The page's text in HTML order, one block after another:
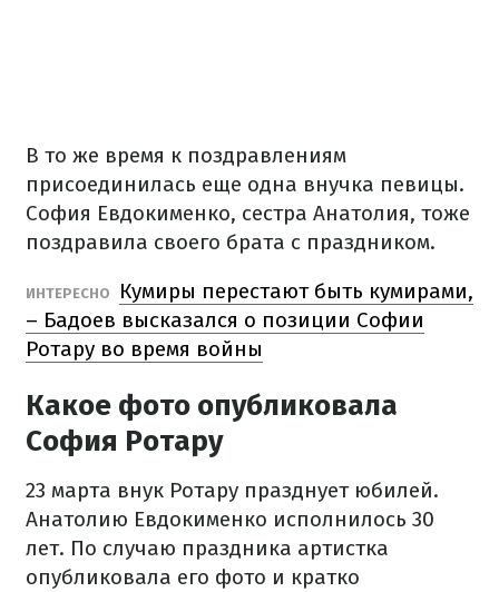
В то же время к поздравлениям
присоединилась еще одна внучка певицы.
София Евдокименко, сестра Анатолия, тоже
поздравила своего брата с праздником.
ИНТЕРЕСНО
Кумиры перестают быть кумирами,
– Бадоев высказался о позиции Софии
Ротару во время войны
Какое фото опубликовала
София Ротару
23 марта внук Ротару празднует юбилей.
Анатолию Евдокименко исполнилось 30
лет. По случаю праздника артистка
опубликовала его фото и кратко